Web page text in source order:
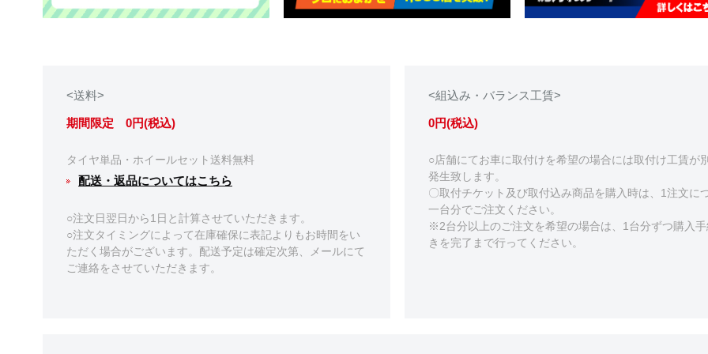
<送料>
期間限定 0円(税込)
タイヤ単品・ホイールセット送料無料
配送・返品についてはこちら
○注文日翌日から1日と計算させていただきます。
○注文タイミングによって在庫確保に表記よりもお時間をい
ただく場合がございます。配送予定は確定次第、メールにて
ご連絡をさせていただきます。
<組込み・バランス工賃>
0円(税込)
○店舗にてお車に取付けを希望の場合には取付け工賃が
発生致します。
〇取付チケット及び取付込み商品を購入時は、1注文に
一台分でご注文ください。
※2台分以上のご注文を希望の場合は、1台分ずつ購入
きを完了まで行ってください。